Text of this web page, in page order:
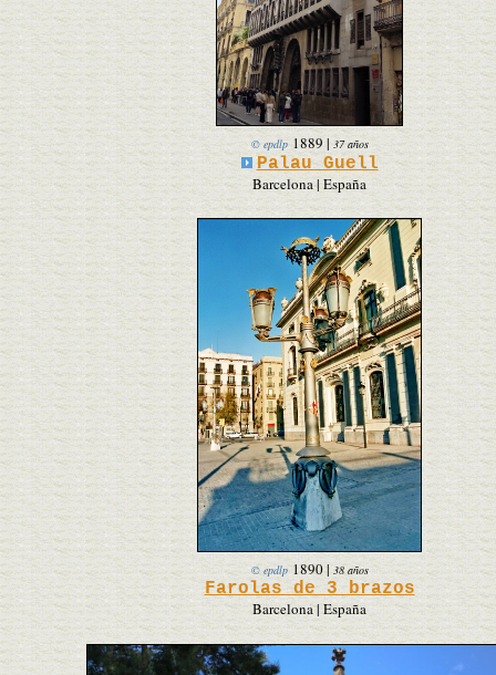
© epdlp 1889 | 37 años
Palau Guell
Barcelona | España
© epdlp 1890| 38 años
Farolas de 3 brazos
Barcelona | España